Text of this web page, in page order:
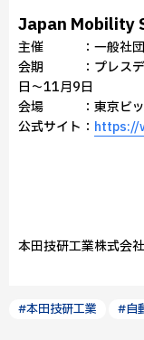
Japan Mobility
主催 ：一般社団
会期 ：プレスデー
日～11月9日
会場 ：東京ビッグ
公式サイト： https://
本田技研工業株式会
#本田技研工業 #自